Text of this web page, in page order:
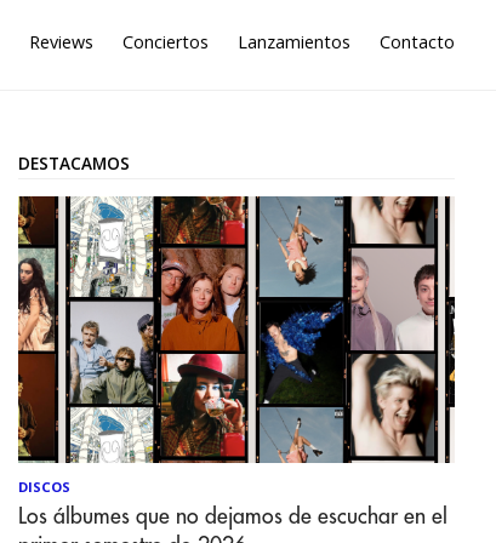
Reviews Conciertos Lanzamientos Contacto
DESTACAMOS
DISCOS
Los álbumes que no dejamos de escuchar en el